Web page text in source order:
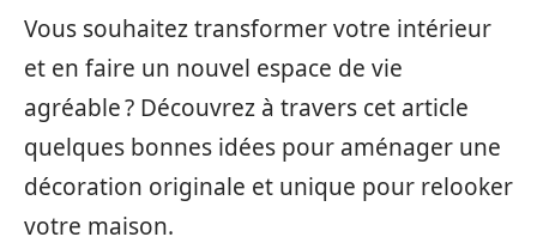
Vous souhaitez transformer votre intérieur
et en faire un nouvel espace de vie
agréable ? Découvrez à travers cet article
quelques bonnes idées pour aménager une
décoration originale et unique pour relooker
votre maison.